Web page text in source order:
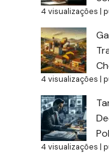
4 visualizações |
4 visualizações |
4 visualizações |